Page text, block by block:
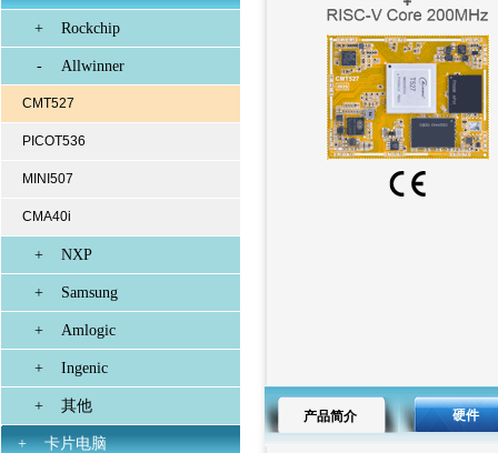
+ Rockchip
- Allwinner
CMT527
PICOT536
MINI507
CMA40i
+ NXP
+ Samsung
+ Amlogic
+ Ingenic
+ 其他
+ 卡片电脑
产品简介 硬件